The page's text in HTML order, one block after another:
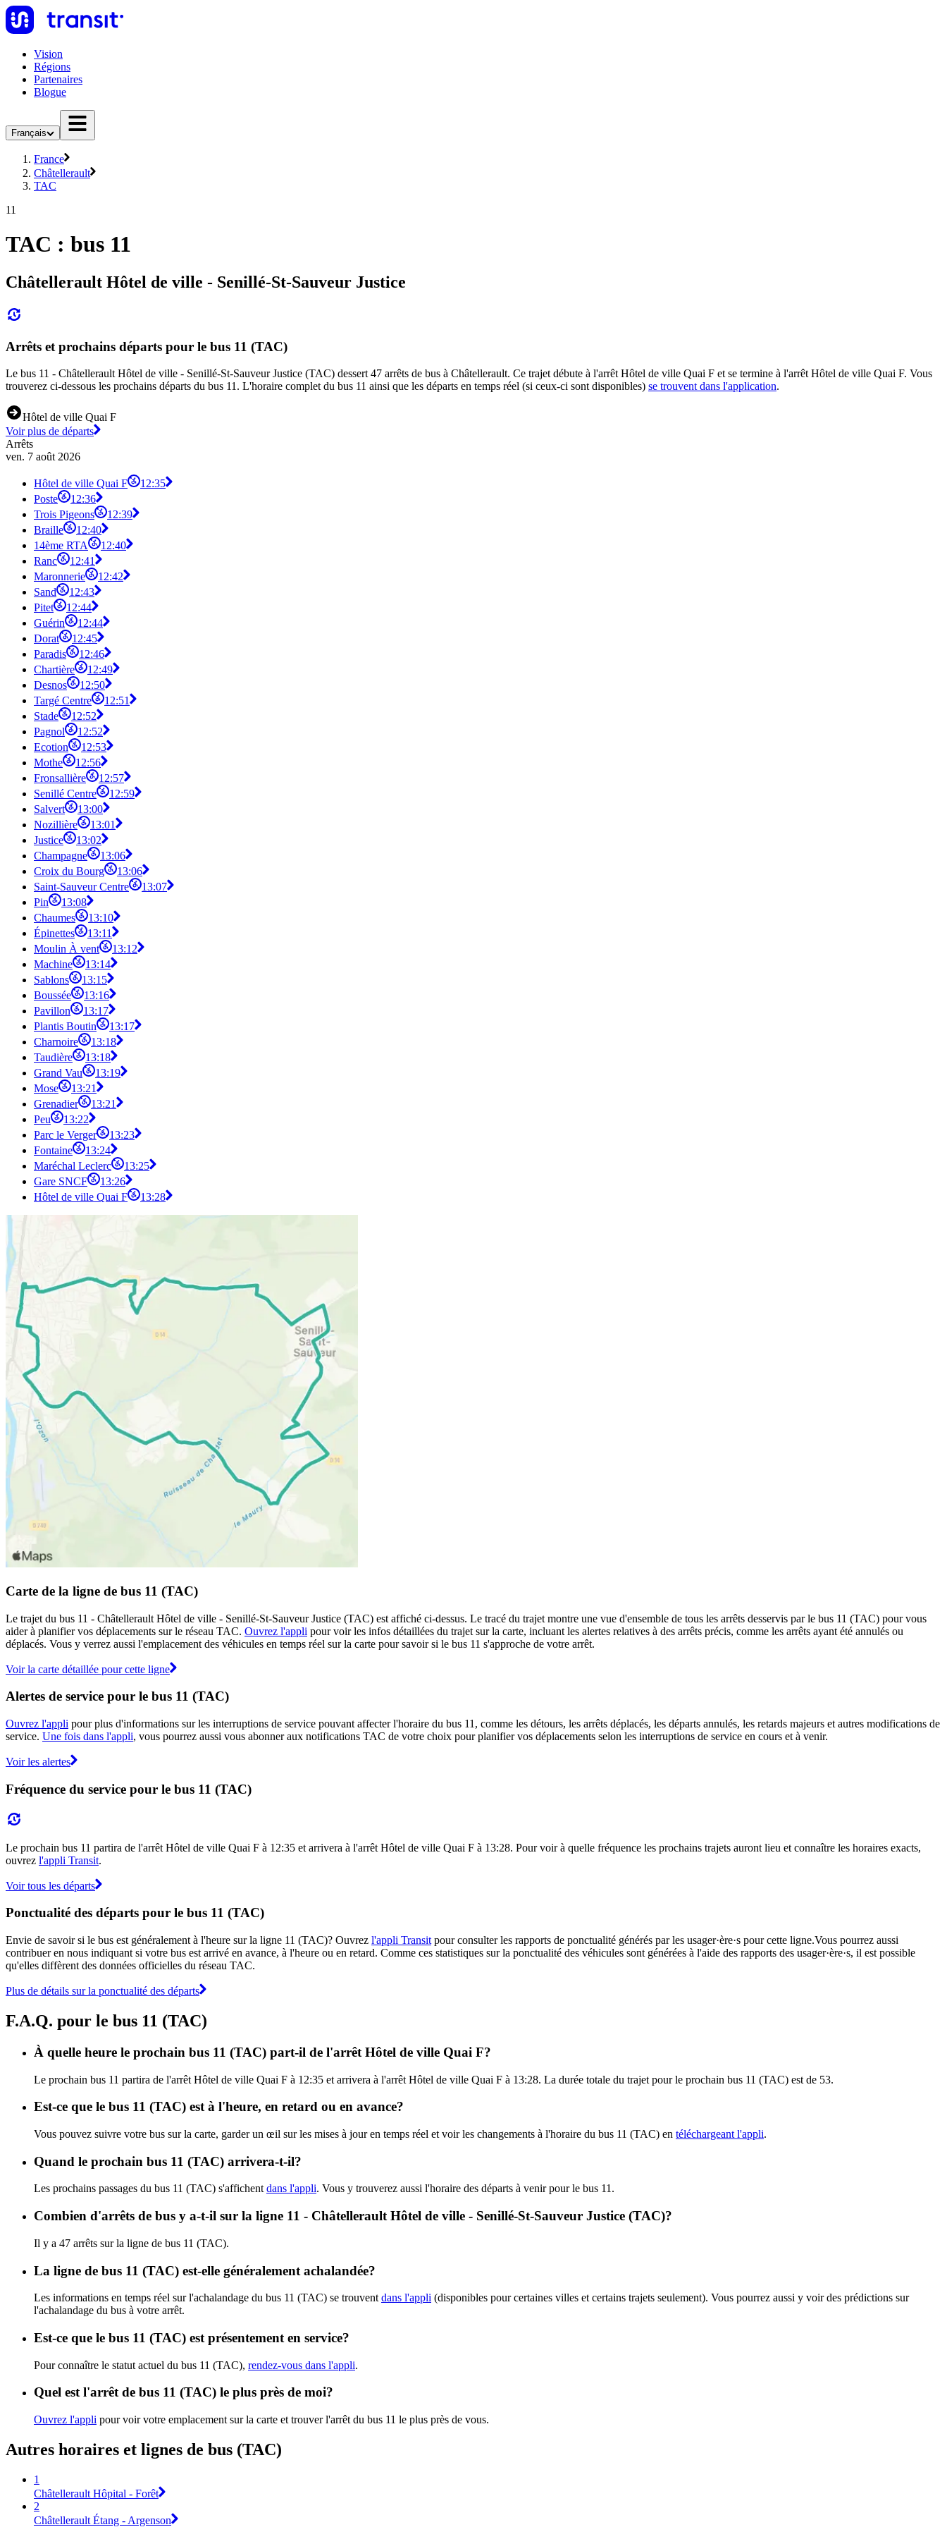
Vision
Régions
Partenaires
Blogue
Français
France
Châtellerault
TAC
11
TAC : bus 11
Châtellerault Hôtel de ville - Senillé-St-Sauveur Justice
Arrêts et prochains départs pour le bus 11 (TAC)
Le bus 11 - Châtellerault Hôtel de ville - Senillé-St-Sauveur Justice (TAC) dessert 47 arrêts de bus à Châtellerault. Ce trajet débute à l'arrêt Hôtel de ville Quai F et se termine à l'arrêt Hôtel de ville Quai F. Vous
trouverez ci-dessous les prochains départs du bus 11. L'horaire complet du bus 11 ainsi que les départs en temps réel (si ceux-ci sont disponibles) se trouvent dans l'application.
Hôtel de ville Quai F
Voir plus de départs
Arrêts
ven. 7 août 2026
Hôtel de ville Quai F
12:35
Poste
12:36
Trois Pigeons
12:39
Braille
12:40
14ème RTA
12:40
Ranc
12:41
Maronnerie
12:42
Sand
12:43
Pitet
12:44
Guérin
12:44
Dorat
12:45
Paradis
12:46
Chartière
12:49
Desnos
12:50
Targé Centre
12:51
Stade
12:52
Pagnol
12:52
Ecotion
12:53
Mothe
12:56
Fronsallière
12:57
Senillé Centre
12:59
Salvert
13:00
Nozillière
13:01
Justice
13:02
Champagne
13:06
Croix du Bourg
13:06
Saint-Sauveur Centre
13:07
Pin
13:08
Chaumes
13:10
Épinettes
13:11
Moulin À vent
13:12
Machine
13:14
Sablons
13:15
Boussée
13:16
Pavillon
13:17
Plantis Boutin
13:17
Charnoire
13:18
Taudière
13:18
Grand Vau
13:19
Mose
13:21
Grenadier
13:21
Peu
13:22
Parc le Verger
13:23
Fontaine
13:24
Maréchal Leclerc
13:25
Gare SNCF
13:26
Hôtel de ville Quai F
13:28
Carte de la ligne de bus 11 (TAC)
Le trajet du bus 11 - Châtellerault Hôtel de ville - Senillé-St-Sauveur Justice (TAC) est affiché ci-dessus. Le tracé du trajet montre une vue d'ensemble de tous les arrêts desservis par le bus 11 (TAC) pour vous
aider à planifier vos déplacements sur le réseau TAC. Ouvrez l'appli pour voir les infos détaillées du trajet sur la carte, incluant les alertes relatives à des arrêts précis, comme les arrêts ayant été annulés ou
déplacés. Vous y verrez aussi l'emplacement des véhicules en temps réel sur la carte pour savoir si le bus 11 s'approche de votre arrêt.
Voir la carte détaillée pour cette ligne
Alertes de service pour le bus 11 (TAC)
Ouvrez l'appli pour plus d'informations sur les interruptions de service pouvant affecter l'horaire du bus 11, comme les détours, les arrêts déplacés, les départs annulés, les retards majeurs et autres modifications de
service. Une fois dans l'appli, vous pourrez aussi vous abonner aux notifications TAC de votre choix pour planifier vos déplacements selon les interruptions de service en cours et à venir.
Voir les alertes
Fréquence du service pour le bus 11 (TAC)
Le prochain bus 11 partira de l'arrêt Hôtel de ville Quai F à 12:35 et arrivera à l'arrêt Hôtel de ville Quai F à 13:28. Pour voir à quelle fréquence les prochains trajets auront lieu et connaître les horaires exacts,
ouvrez l'appli Transit.
Voir tous les départs
Ponctualité des départs pour le bus 11 (TAC)
Envie de savoir si le bus est généralement à l'heure sur la ligne 11 (TAC)? Ouvrez l'appli Transit pour consulter les rapports de ponctualité générés par les usager·ère·s pour cette ligne.Vous pourrez aussi
contribuer en nous indiquant si votre bus est arrivé en avance, à l'heure ou en retard. Comme ces statistiques sur la ponctualité des véhicules sont générées à l'aide des rapports des usager·ère·s, il est possible
qu'elles diffèrent des données officielles du réseau TAC.
Plus de détails sur la ponctualité des départs
F.A.Q. pour le bus 11 (TAC)
À quelle heure le prochain bus 11 (TAC) part-il de l'arrêt Hôtel de ville Quai F?
Le prochain bus 11 partira de l'arrêt Hôtel de ville Quai F à 12:35 et arrivera à l'arrêt Hôtel de ville Quai F à 13:28. La durée totale du trajet pour le prochain bus 11 (TAC) est de 53.
Est-ce que le bus 11 (TAC) est à l'heure, en retard ou en avance?
Vous pouvez suivre votre bus sur la carte, garder un œil sur les mises à jour en temps réel et voir les changements à l'horaire du bus 11 (TAC) en téléchargeant l'appli.
Quand le prochain bus 11 (TAC) arrivera-t-il?
Les prochains passages du bus 11 (TAC) s'affichent dans l'appli. Vous y trouverez aussi l'horaire des départs à venir pour le bus 11.
Combien d'arrêts de bus y a-t-il sur la ligne 11 - Châtellerault Hôtel de ville - Senillé-St-Sauveur Justice (TAC)?
Il y a 47 arrêts sur la ligne de bus 11 (TAC).
La ligne de bus 11 (TAC) est-elle généralement achalandée?
Les informations en temps réel sur l'achalandage du bus 11 (TAC) se trouvent dans l'appli (disponibles pour certaines villes et certains trajets seulement). Vous pourrez aussi y voir des prédictions sur
l'achalandage du bus à votre arrêt.
Est-ce que le bus 11 (TAC) est présentement en service?
Pour connaître le statut actuel du bus 11 (TAC), rendez-vous dans l'appli.
Quel est l'arrêt de bus 11 (TAC) le plus près de moi?
Ouvrez l'appli pour voir votre emplacement sur la carte et trouver l'arrêt du bus 11 le plus près de vous.
Autres horaires et lignes de bus (TAC)
1
Châtellerault Hôpital - Forêt
2
Châtellerault Étang - Argenson